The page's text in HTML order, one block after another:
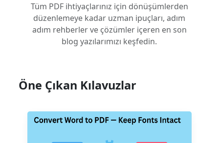
Tüm PDF ihtiyaçlarınız için dönüşümlerden
düzenlemeye kadar uzman ipuçları, adım
adım rehberler ve çözümler içeren en son
blog yazılarımızı keşfedin.
Öne Çıkan Kılavuzlar